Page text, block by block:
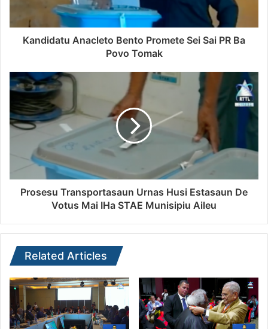
Kandidatu Anacleto Bento Promete Sei Sai PR Ba
Povo Tomak
Prosesu Transportasaun Urnas Husi Estasaun De
Votus Mai IHa STAE Munisipiu Aileu
Related Articles